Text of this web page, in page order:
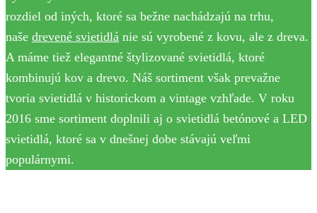
rozdiel od iných, ktoré sa bežne nachádzajú na trhu,
naše drevené svietidlá nie sú vyrobené z kovu, ale z dreva.
A máme tiež elegantné štylizované svietidlá, ktoré
kombinujú kov a drevo. Náš sortiment však prevažne
tvoria svietidlá v historickom a vintage vzhľade. V roku
2016 sme sortiment doplnili aj o svietidlá betónové a LED
svietidlá, ktoré sa v dnešnej dobe stávajú veľmi
populárnymi.